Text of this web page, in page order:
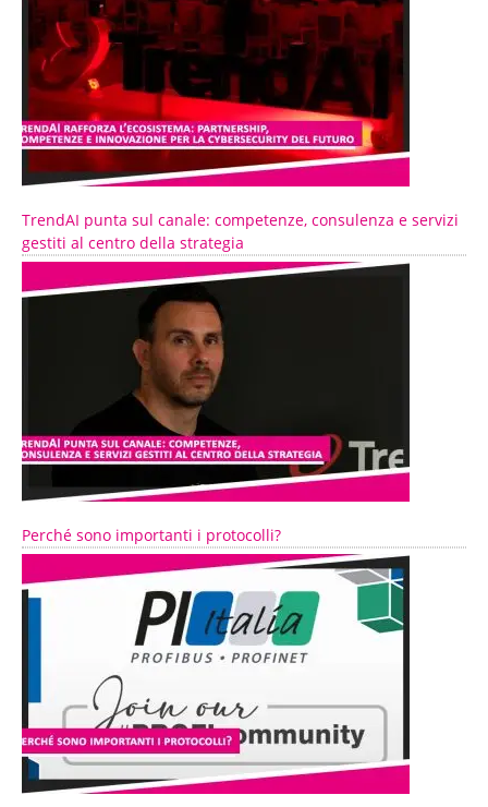
TrendAI punta sul canale: competenze, consulenza e servizi
gestiti al centro della strategia
Perché sono importanti i protocolli?